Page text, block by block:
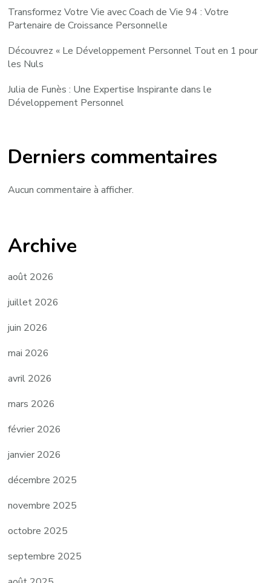
Transformez Votre Vie avec Coach de Vie 94 : Votre
Partenaire de Croissance Personnelle
Découvrez « Le Développement Personnel Tout en 1 pour
les Nuls
Julia de Funès : Une Expertise Inspirante dans le
Développement Personnel
Derniers commentaires
Aucun commentaire à afficher.
Archive
août 2026
juillet 2026
juin 2026
mai 2026
avril 2026
mars 2026
février 2026
janvier 2026
décembre 2025
novembre 2025
octobre 2025
septembre 2025